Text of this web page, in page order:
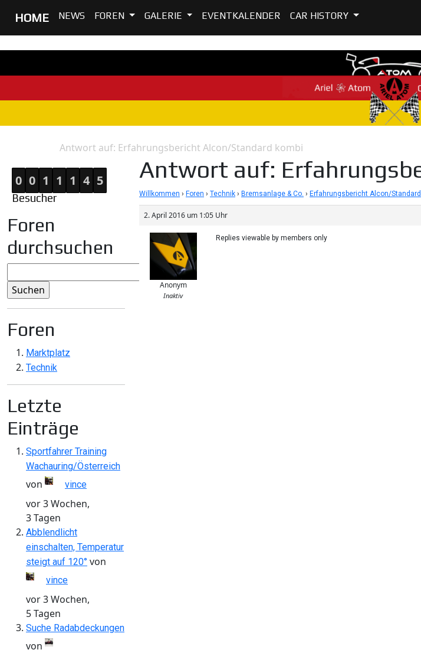
HOME NEWS FOREN GALERIE EVENTKALENDER CAR HISTORY
Antwort auf: Erfahrungsbericht Alcon/Standard kombi
0 0 1 1 1 4 5
Besucher
Foren
durchsuchen
Foren
Marktplatz
Technik
Letzte
Einträge
Sportfahrer Training
Wachauring/Österreich
von vince
vor 3 Wochen,
3 Tagen
Abblendlicht
einschalten, Temperatur
steigt auf 120° von
vince
vor 3 Wochen,
5 Tagen
Suche Radabdeckungen
von
Antwort auf:
Willkommen › Foren › Technik › Bremsanlage & Co. › Erfahrungsbericht Alcon/
2. April 2016 um 1:05 Uhr
Anonym
Inaktiv
Replies viewable by members only